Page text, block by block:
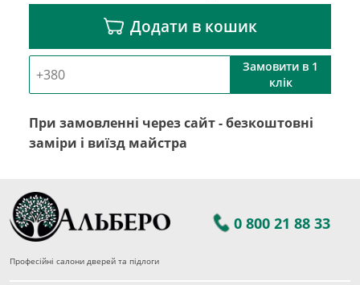
Додати в кошик
Замовити в 1
клік
При замовленні через сайт - безкоштовні
заміри і виїзд майстра
0 800 21 88 33
Професійні салони дверей та підлоги